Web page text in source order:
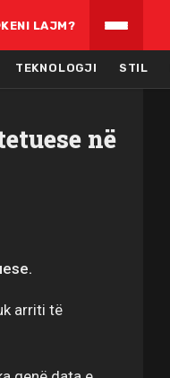
KENI LAJM?
TEKNOLOGJI STIL
në
arriti të